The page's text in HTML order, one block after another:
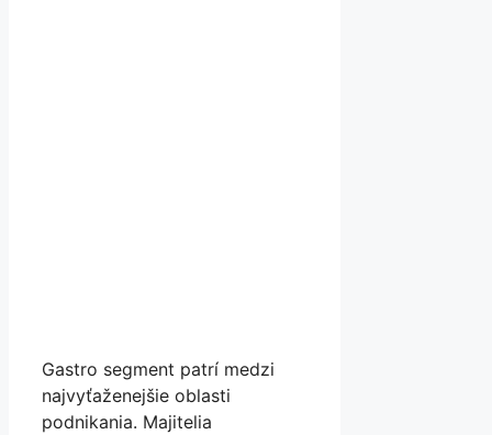
Gastro segment patrí medzi
najvyťaženejšie oblasti
podnikania. Majitelia